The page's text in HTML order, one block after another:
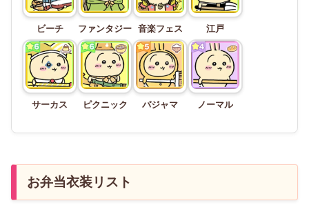
ビーチ ファンタジー 音楽フェス 江戸
サーカス ピクニック パジャマ ノーマル
お弁当衣装リスト